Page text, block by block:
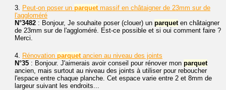
3. Peut-on poser un parquetmassif en châtaigner de 23mm sur de
l'aggloméré
N°3482 : Bonjour, Je souhaite poser (clouer) un parqueten châtaigner
de 23mm sur de l'aggloméré. Est-ce possible et si oui comment faire ?
Merci.
4. Rénovation parquetancien au niveau des joints
N°35 : Bonjour. J'aimerais avoir conseil pour rénover mon parquet
ancien, mais surtout au niveau des joints à utiliser pour reboucher
l'espace entre chaque planche. Cet espace varie entre 2 et 8mm de
largeur suivant les endroits...